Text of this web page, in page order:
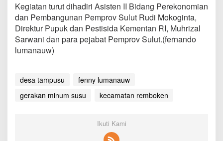
u
k
s
e
s
Kegiatan turut dihadiri Asisten II Bidang Perekonomian
dan Pembangunan Pemprov Sulut Rudi Mokoginta,
Direktur Pupuk dan Pestisida Kementan RI, Muhrizal
Sarwani dan para pejabat Pemprov Sulut.(fernando
lumanauw)
desa tampusu
fenny lumanauw
gerakan minum susu
kecamatan remboken
Ikuti Kami